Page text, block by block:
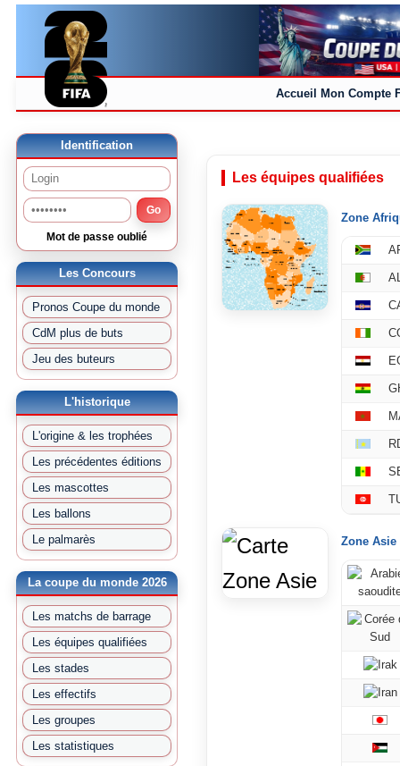
Accueil Mon Compte
Identification
Go
Mot de passe oublié
Les Concours
Pronos Coupe du monde
CdM plus de buts
Jeu des buteurs
L'historique
L'origine & les trophées
Les précédentes éditions
Les mascottes
Les ballons
Le palmarès
La coupe du monde 2026
Les matchs de barrage
Les équipes qualifiées
Les stades
Les effectifs
Les groupes
Les statistiques
Les équipes qualifiées
Zone
Zone Asie